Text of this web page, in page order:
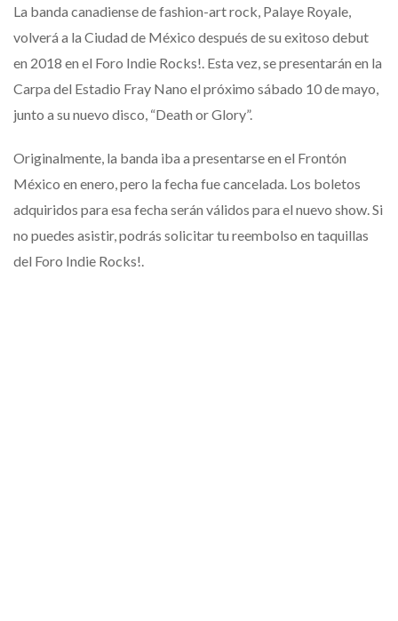
La banda canadiense de fashion-art rock, Palaye Royale,
volverá a la Ciudad de México después de su exitoso debut
en 2018 en el Foro Indie Rocks!. Esta vez, se presentarán en la
Carpa del Estadio Fray Nano el próximo sábado 10 de mayo,
junto a su nuevo disco, “Death or Glory”.
Originalmente, la banda iba a presentarse en el Frontón
México en enero, pero la fecha fue cancelada. Los boletos
adquiridos para esa fecha serán válidos para el nuevo show. Si
no puedes asistir, podrás solicitar tu reembolso en taquillas
del Foro Indie Rocks!.